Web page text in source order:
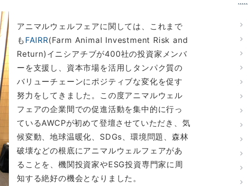
アニマルウェルフェアに関しては、これまで
も FAIRR(Farm Animal Investment Risk and
Return)イニシアチブが400社の投資家メンバ
ーを支援し、資本市場を活用しタンパク質の
バリューチェーンにポジティブな変化を促す
努力をしてきました。この度アニマルウェル
フェアの企業間での促進活動を集中的に行っ
ているAWCPが初めて登壇させていただき、気
候変動、地球温暖化、SDGs、環境問題、森林
破壊などの根底にアニマルウェルフェアがあ
ることを、機関投資家やESG投資専門家に周
知する絶好の機会となりました。